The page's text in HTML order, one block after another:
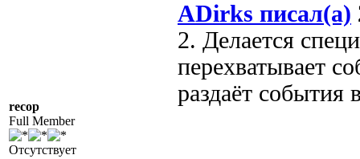
recop
Full Member
Отсутствует
ADirks писал(а)
2. Делается
перехватывает
раздаёт